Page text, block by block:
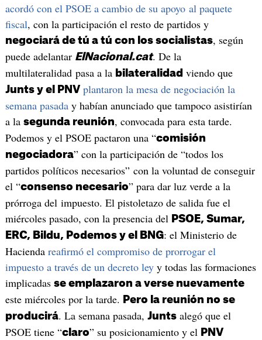
acordó con el PSOE a cambio de su apoyo al paquete
fiscal, con la participación el resto de partidos y
negociará de tú a tú con los socialistas, según
puede adelantar ElNacional.cat. De la
multilateralidad pasa a la bilateralidad viendo que
Junts y el PNV plantaron la mesa de negociación la
semana pasaday habían anunciado que tampoco asistirían
a la segunda reunión, convocada para esta tarde.
Podemos y el PSOE pactaron una “comisión
negociadora” con la participación de “todos los
partidos políticos necesarios” con la voluntad de conseguir
el “consenso necesario” para dar luz verde a la
prórroga del impuesto. El pistoletazo de salida fue el
miércoles pasado, con la presencia del PSOE, Sumar,
ERC, Bildu, Podemos y el BNG: el Ministerio de
Hacienda reafirmó el compromiso de prorrogar el
impuesto a través de un decreto leyy todas las formaciones
implicadas se emplazaron a verse nuevamente
este miércoles por la tarde.
Pero la reunión no se
producirá. La semana pasada, Juntsalegó que el
PSOE tiene “claro” su posicionamiento y el PNV